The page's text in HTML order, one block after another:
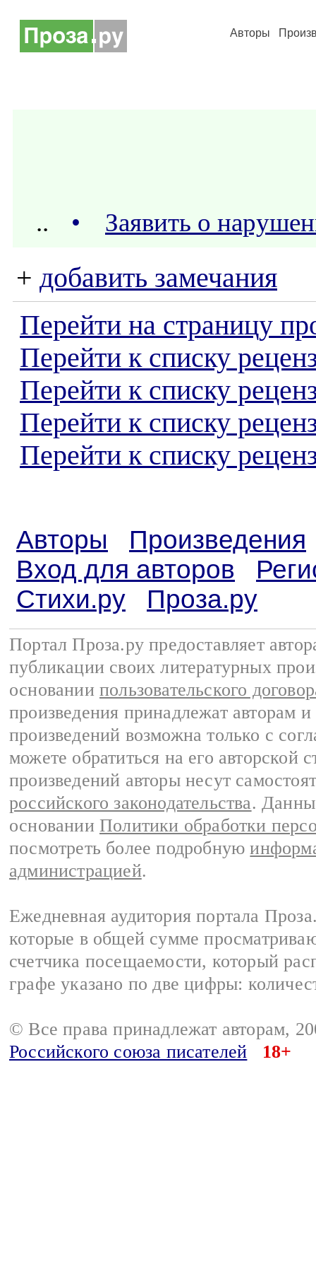
Авторы
.. • Заявить о
+ добавить замечания
Перейти на страницу
Перейти к списку
Перейти к списку
Перейти к списку
Перейти к списку
Авторы
Произведения
Вход для авторов
Стихи.ру
Проза.ру
Портал Проза.ру предоставляет
публикации своих литературных
основании пользовательского
произведения принадлежат авторам
произведений возможна только с
можете обратиться на его авторской
произведений авторы несут
российского законодательства.
основании Политики обработки
посмотреть более подробную
администрацией.
Ежедневная аудитория портала
которые в общей сумме
счетчика посещаемости, который
графе указано по две цифры:
© Все права принадлежат авторам,
Российского союза писателей
18+